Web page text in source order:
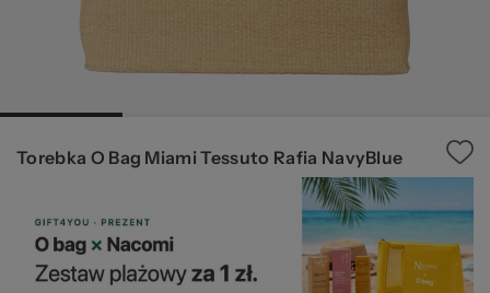
Torebka O Bag Miami Tessuto Rafia NavyBlue